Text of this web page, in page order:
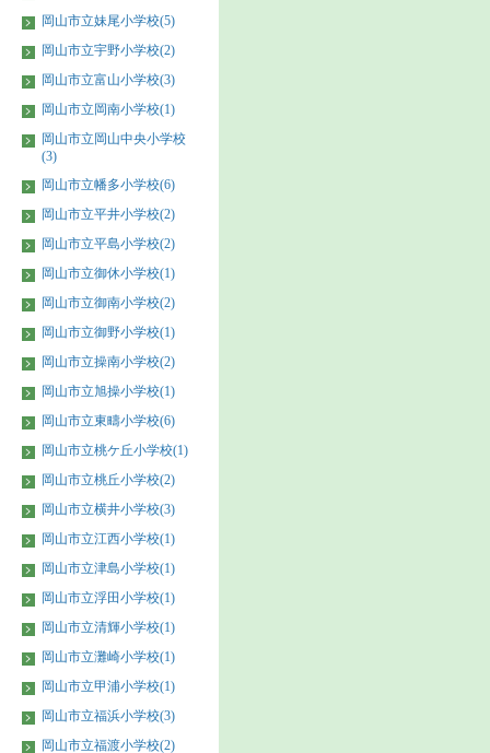
岡山市立妹尾小学校(5)
岡山市立宇野小学校(2)
岡山市立富山小学校(3)
岡山市立岡南小学校(1)
岡山市立岡山中央小学校
(3)
岡山市立幡多小学校(6)
岡山市立平井小学校(2)
岡山市立平島小学校(2)
岡山市立御休小学校(1)
岡山市立御南小学校(2)
岡山市立御野小学校(1)
岡山市立操南小学校(2)
岡山市立旭操小学校(1)
岡山市立東疇小学校(6)
岡山市立桃ケ丘小学校(1)
岡山市立桃丘小学校(2)
岡山市立横井小学校(3)
岡山市立江西小学校(1)
岡山市立津島小学校(1)
岡山市立浮田小学校(1)
岡山市立清輝小学校(1)
岡山市立灘崎小学校(1)
岡山市立甲浦小学校(1)
岡山市立福浜小学校(3)
岡山市立福渡小学校(2)